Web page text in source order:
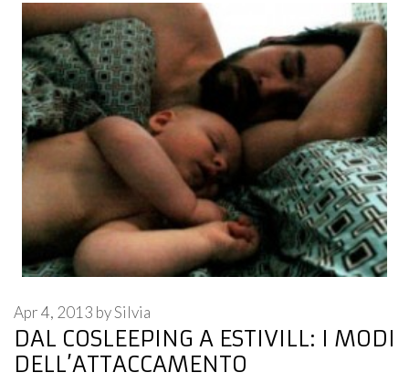
DAL COSLEEPING A ESTIVILL: I MODI
DELL’ATTACCAMENTO
Apr 4, 2013 bySilvia